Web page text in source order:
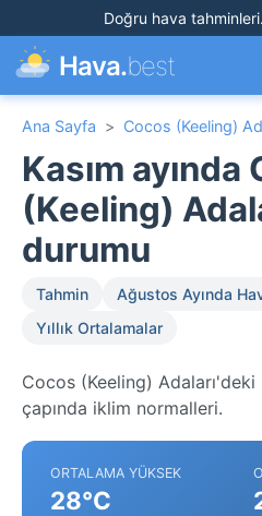
Doğru hava tahminleri.
Hava.best
Ana Sayfa > Cocos (Keeling)
Kasım ayında
(Keeling)
durumu
Tahmin Ağustos Ayında
Yıllık Ortalamalar
Cocos (Keeling)
çapında iklim normalleri.
ORTALAMA YÜKSEK
28°C